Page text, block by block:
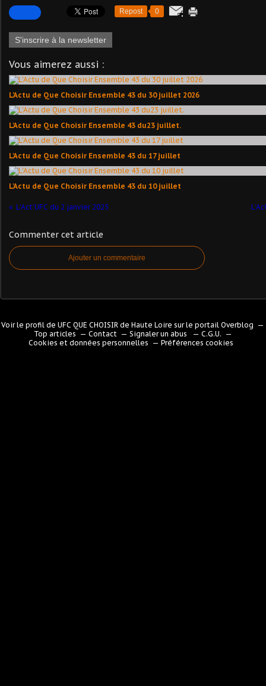
Repost 0
S'inscrire à la newsletter
Vous aimerez aussi :
L'Actu de Que Choisir Ensemble 43 du 30 juillet 2026
L'Actu de Que Choisir Ensemble 43 du23 juillet.
L'Actu de Que Choisir Ensemble 43 du 17 juillet
L'Actu de Que Choisir Ensemble 43 du 10 juillet
L'Act'UFC du 2 janvier 2025
Commenter cet article
Ajouter un commentaire
Voir le profil deUFC QUE CHOISIR de Haute Loire sur le portail Overblog
Top articles
Contact Signaler un abus
C.G.U.
Cookies et données personnelles
Préférences cookies